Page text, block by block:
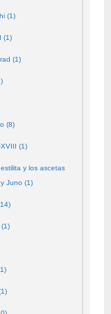
(1)
(1)
(1)
(8)
(1)
y los ascetas
Juno (1)